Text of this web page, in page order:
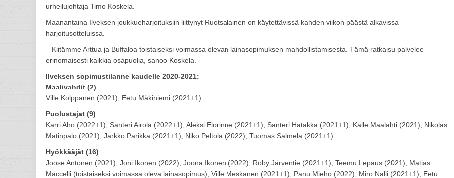
urheilujohtaja Timo Koskela.
Maanantaina Ilveksen joukkueharjoituksiin liittynyt Ruotsalainen on käytettävissä kahden viikon päästä alkavissa
harjoitusotteluissa.
– Kiitämme Arttua ja Buffaloa toistaiseksi voimassa olevan lainasopimuksen mahdollistamisesta. Tämä ratkaisu palvelee
erinomaisesti kaikkia osapuolia, sanoo Koskela.
Ilveksen sopimustilanne kaudelle 2020-2021:
Maalivahdit (2)
Ville Kolppanen (2021), Eetu Mäkiniemi (2021+1)
Puolustajat (9)
Karri Aho (2022+1), Santeri Airola (2022+1), Aleksi Elorinne (2021+1), Santeri Hatakka (2021+1), Kalle Maalahti (2021), Nikolas
Matinpalo (2021), Jarkko Parikka (2021+1), Niko Peltola (2022), Tuomas Salmela (2021+1)
Hyökkääjät (16)
Joose Antonen (2021), Joni Ikonen (2022), Joona Ikonen (2022), Roby Järventie (2021+1), Teemu Lepaus (2021), Matias
Maccelli (toistaiseksi voimassa oleva lainasopimus), Ville Meskanen (2021+1), Panu Mieho (2022), Miro Nalli (2021+1), Eetu